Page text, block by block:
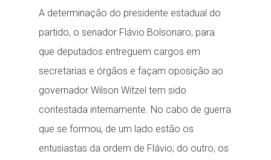
A determinação do presidente estadual do
partido, o senador Flávio Bolsonaro, para
que deputados entreguem cargos em
secretarias e órgãos e façam oposição ao
governador Wilson Witzel tem sido
contestada internamente. No cabo de guerra
que se formou, de um lado estão os
entusiastas da ordem de Flávio; do outro, os